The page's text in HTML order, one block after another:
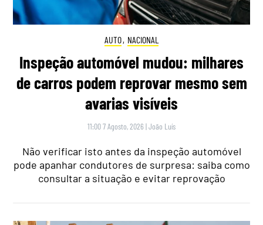
AUTO, NACIONAL
Inspeção automóvel mudou: milhares
de carros podem reprovar mesmo sem
avarias visíveis
11:00 7 Agosto, 2026 |João Luís
Não verificar isto antes da inspeção automóvel
pode apanhar condutores de surpresa: saiba como
consultar a situação e evitar reprovação